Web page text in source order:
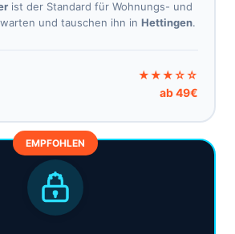
ist der Standard für Wohnungs- und
und tauschen ihn in Hettingen.
★★★☆☆
ab 49€
EMPFOHLEN